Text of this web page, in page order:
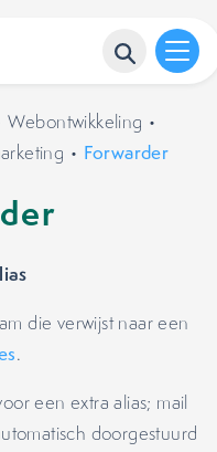
Webontwikkeling •
• Forwarder
die verwijst naar een
.
een extra alias; mail
doorgestuurd